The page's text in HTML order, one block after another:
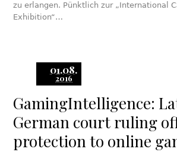
zu erlangen. Pünktlich zur „International
Exhibition“…
01.08.
2016
GamingIntelligence:
German court ruling
protection to online